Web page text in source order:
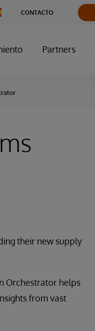
CONTACTO
Partners
their new supply
Orchestrator helps
from vast